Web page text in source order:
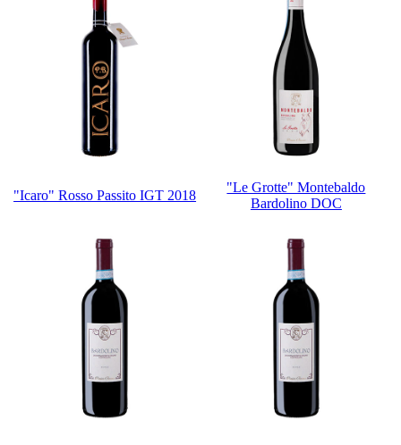
"Icaro" Rosso Passito IGT 2018
"Le Grotte" Montebaldo
Bardolino DOC